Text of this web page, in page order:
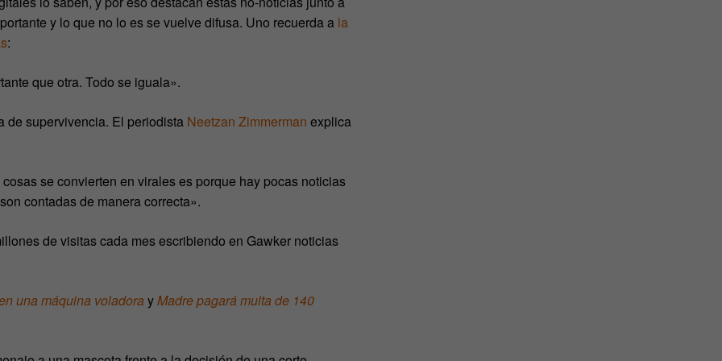
y lo que no lo es se vuelve difusa. Uno recuerda a la
:
que otra. Todo se iguala».
de supervivencia. El periodista Neetzan Zimmerman explica
se convierten en virales es porque hay pocas noticias
contadas de manera correcta».
de visitas cada mes escribiendo en Gawker noticias
una máquina voladora yMadre pagará multa de 140